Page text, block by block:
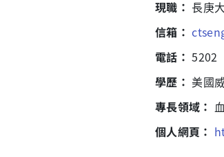
現職： 長庚
信箱：
電話： 5202
學歷： 美國
專長領域：
個人網頁：